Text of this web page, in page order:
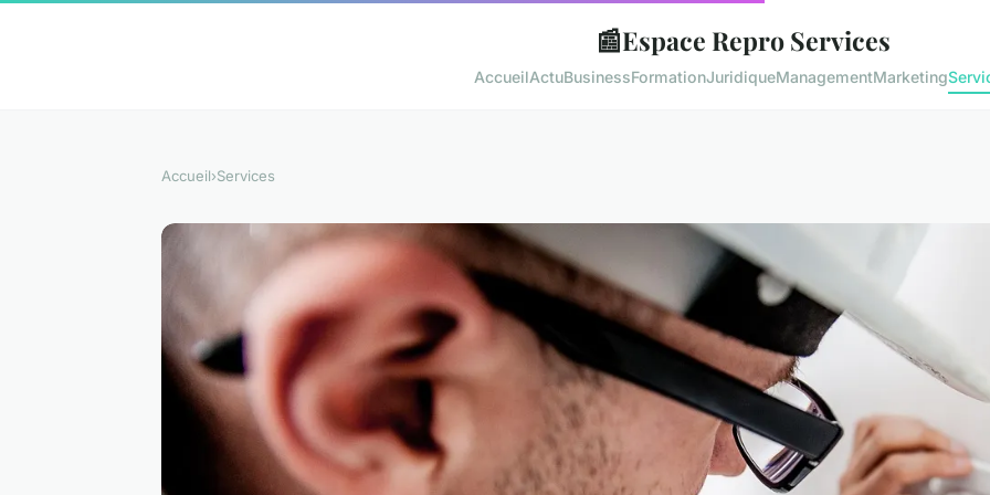
📰Espace Repro Services
AccueilActuBusinessFormationJuridiqueManagementMarketing
Accueil›Services